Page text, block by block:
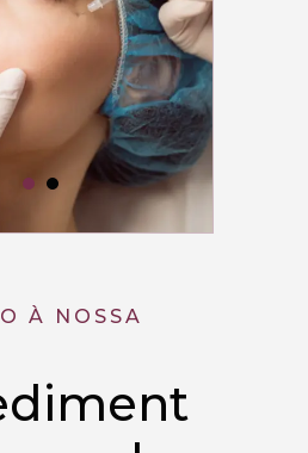
À NOSSA